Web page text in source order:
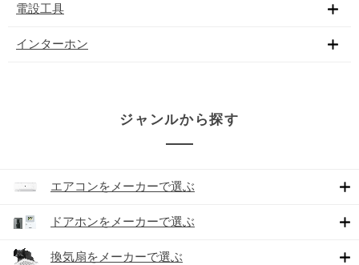
電設工具
インターホン
ジャンルから探す
エアコンをメーカーで選ぶ
ドアホンをメーカーで選ぶ
換気扇をメーカーで選ぶ